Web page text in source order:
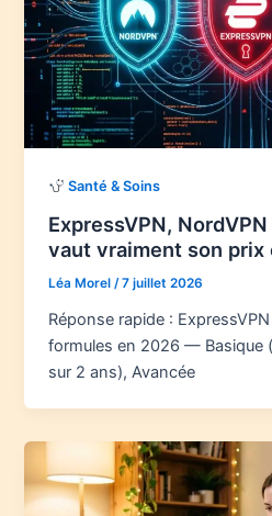
Santé & Soins
ExpressVPN,
vaut vraiment son prix
Léa Morel /7 juillet 2026
Réponse rapide :
formules en 2026 — Basique
sur 2 ans), Avancée